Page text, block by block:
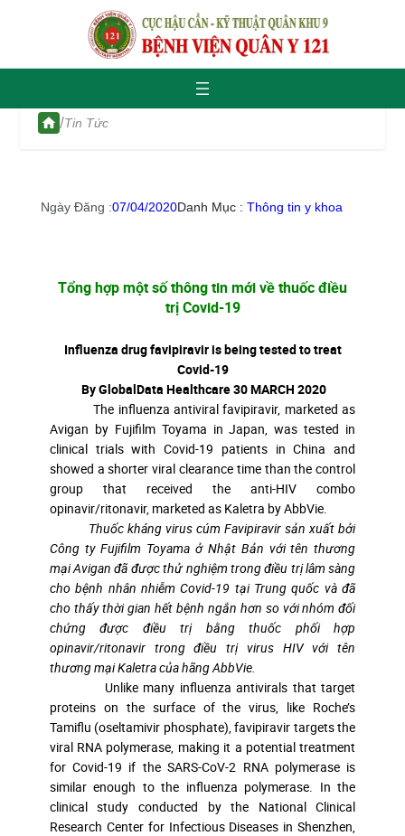
/Tin Tức
Ngày Đăng :07/04/2020Danh Mục : Thông tin y khoa
Tổng hợp một số thông tin mới về thuốc điều
trị Covid-19
Influenza drug favipiravir is being tested to treat
Covid-19
ByGlobalData Healthcare30 MARCH 2020
The influenza antiviral favipiravir, marketed as
Avigan by Fujifilm Toyama in Japan, was tested in
clinical trials with Covid-19 patients in China and
showed a shorter viral clearance time than the control
group that received the anti-HIV combo
opinavir/ritonavir, marketed as Kaletra by AbbVie.
Thuốc kháng virus cúm Favipiravir sản xuất bởi
Công ty Fujifilm Toyama ở Nhật Bản với tên thương
mại Avigan đã được thử nghiệm trong điều trị lâm sàng
cho bệnh nhân nhiễm Covid-19 tại Trung quốc và đã
cho thấy thời gian hết bệnh ngắn hơn so với nhóm đối
chứng được điều trị bằng thuốc phối hợp
opinavir/ritonavir trong điều trị virus HIV với tên
thương mại Kaletra của hãng AbbVie.
Unlike many influenza antivirals that target
proteins on the surface of the virus, like Roche’s
Tamiflu (oseltamivir phosphate), favipiravir targets the
viral RNA polymerase, making it a potential treatment
for Covid-19 if the SARS-CoV-2 RNA polymerase is
similar enough to the influenza polymerase. In the
clinical study conducted by the National Clinical
Research Center for Infectious Diseases in Shenzhen,